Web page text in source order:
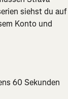
siehst du auf
Konto und
60 Sekunden